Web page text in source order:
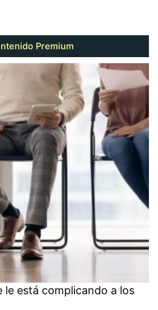
Premium
le está complicando a los